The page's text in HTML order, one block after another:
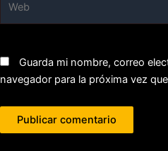
Guarda mi nombre, correo
navegador para la próxima vez